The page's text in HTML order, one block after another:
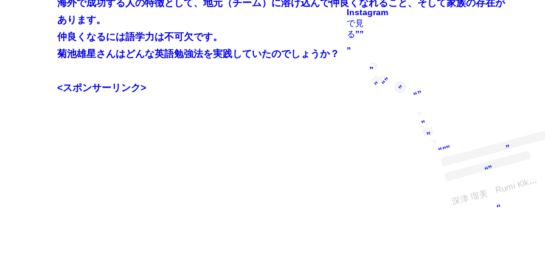
Instagram
で見
る””
”
”
”“” ”
“”
”
”
“”” ”
“”
深
Kikuc
稿
“
海外で成功する人の特徴として、地元（チーム）に溶け込んで仲良くなれること、そして家族の存在が
あります。
仲良くなるには語学力は不可欠です。
菊池雄星さんはどんな英語勉強法を実践していたのでしょうか？
<スポンサーリンク>